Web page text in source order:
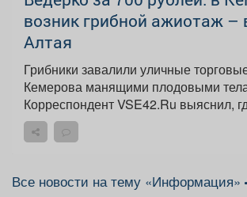
возник грибной ажиотаж –
Алтая
Грибники завалили уличные
Кемерова манящими плодовыми
Корреспондент VSE42.Ru выяснил,
Все новости на тему «Информация»